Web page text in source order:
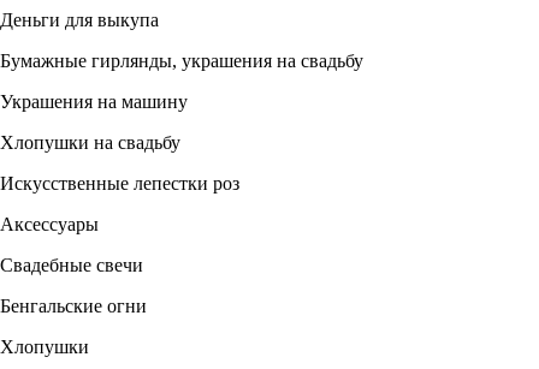
Деньги для выкупа
Бумажные гирлянды, украшения на свадьбу
Украшения на машину
Хлопушки на свадьбу
Искусственные лепестки роз
Аксессуары
Свадебные свечи
Бенгальские огни
Хлопушки